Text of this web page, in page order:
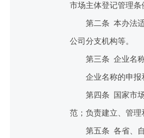
市场主体登记管理条
第二条 本办法适
公司分支机构等。
第三条 企业名称
企业名称的申报和
第四条 国家市场
范；负责建立、管理
第五条 各省、自